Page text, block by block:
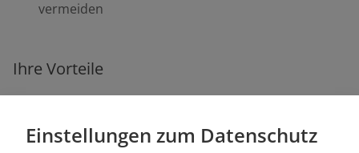
vermeiden
Ihre Vorteile
Sie erhalten viele Praxisbeispiele und Impulse für
Einstellungen zum Datenschutz